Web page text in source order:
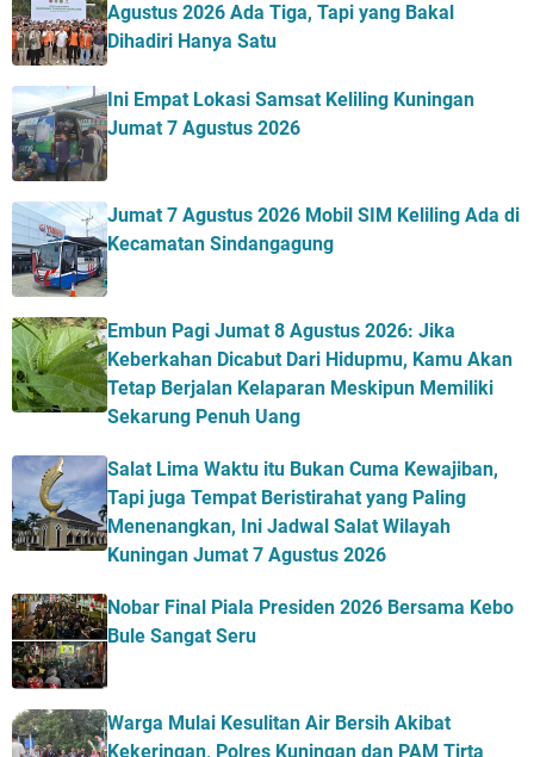
Agustus 2026 Ada Tiga, Tapi yang Bakal
Dihadiri Hanya Satu
Ini Empat Lokasi Samsat Keliling Kuningan
Jumat 7 Agustus 2026
Jumat 7 Agustus 2026 Mobil SIM Keliling Ada di
Kecamatan Sindangagung
Embun Pagi Jumat 8 Agustus 2026: Jika
Keberkahan Dicabut Dari Hidupmu, Kamu Akan
Tetap Berjalan Kelaparan Meskipun Memiliki
Sekarung Penuh Uang
Salat Lima Waktu itu Bukan Cuma Kewajiban,
Tapi juga Tempat Beristirahat yang Paling
Menenangkan, Ini Jadwal Salat Wilayah
Kuningan Jumat 7 Agustus 2026
Nobar Final Piala Presiden 2026 Bersama Kebo
Bule Sangat Seru
Warga Mulai Kesulitan Air Bersih Akibat
Kekeringan, Polres Kuningan dan PAM Tirta